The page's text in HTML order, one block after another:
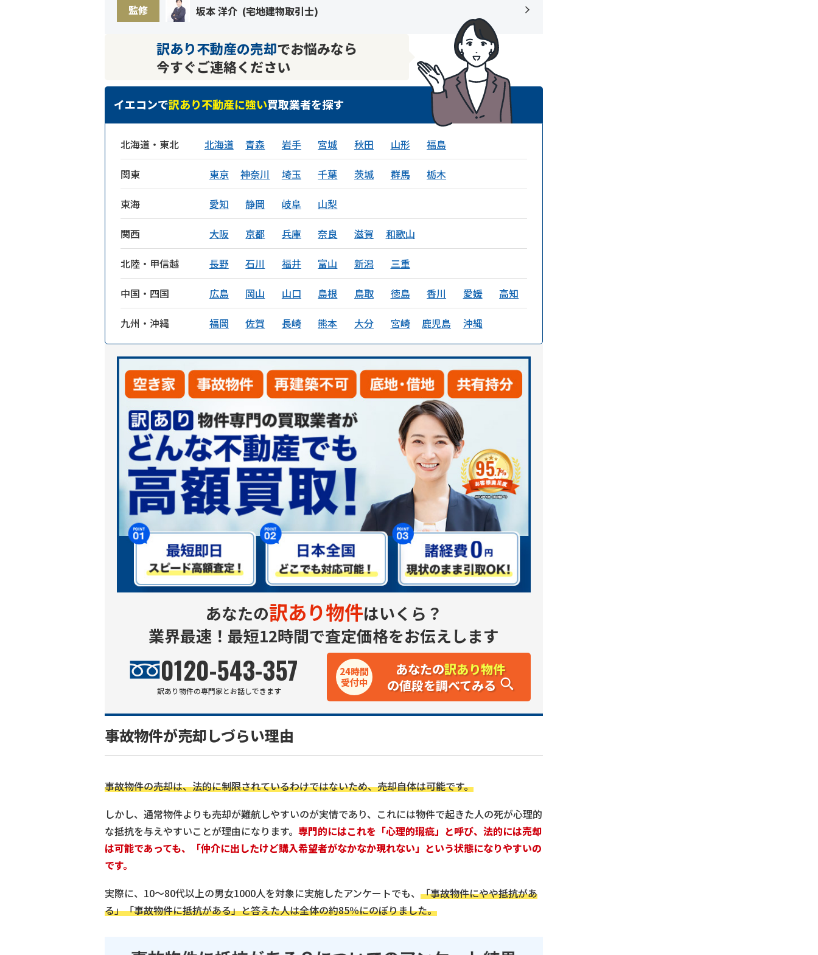
監修 坂本 洋介 (宅地建物取引士)
訳あり不動産の売却でお悩みなら
今すぐご連絡ください
イエコンで訳あり不動産に強い買取業者を探す
北海道・東北 北海道 青森 岩手 宮城 秋田 山形 福島
関東 東京 神奈川 埼玉 千葉 茨城 群馬 栃木
東海 愛知 静岡 岐阜 山梨
関西 大阪 京都 兵庫 奈良 滋賀 和歌山
北陸・甲信越 長野 石川 福井 富山 新潟 三重
中国・四国 広島 岡山 山口 島根 鳥取 徳島 香川 愛媛 高知
九州・沖縄 福岡 佐賀 長崎 熊本 大分 宮崎 鹿児島 沖縄
あなたの訳あり物件はいくら？
業界最速！最短12時間で査定価格をお伝えします
0120-543-357
訳あり物件の専門家とお話しできます
あなたの訳あり物件
の値段を調べてみる
24時間
受付中
事故物件が売却しづらい理由
事故物件の売却は、法的に制限されているわけではないため、売却自体は可能です。
しかし、通常物件よりも売却が難航しやすいのが実情であり、これには物件で起きた人の死が心理的
な抵抗を与えやすいことが理由になります。 専門的にはこれを「心理的瑕疵」と呼び、法的には売却
は可能であっても、「仲介に出したけど購入希望者がなかなか現れない」という状態になりやすいの
です。
実際に、10～80代以上の男女1000人を対象に実施したアンケートでも、 「事故物件にやや抵抗があ
る」「事故物件に抵抗がある」と答えた人は全体の約85％にのぼりました。